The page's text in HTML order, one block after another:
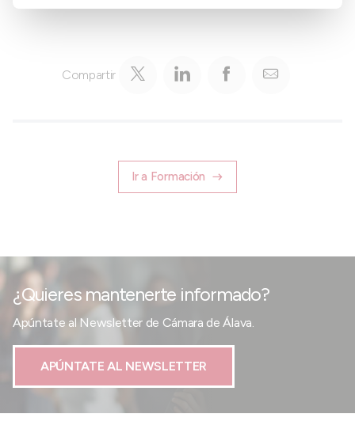
Compartir
Ir a Formación
¿Quieres mantenerte informado?
Apúntate al Newsletter de Cámara de Álava.
APÚNTATE AL NEWSLETTER